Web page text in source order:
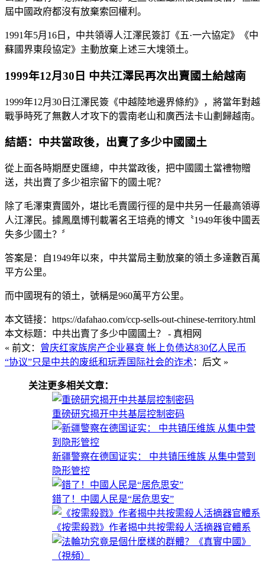
屆中國政府都沒有放棄索回權利。
1991年5月16日，中共領導人江澤民簽訂《五·一六協定》《中
蘇國界東段協定》主動放棄上述三大塊領土。
1999年12月30日 中共江澤民再次出賣國土給越南
1999年12月30日江澤民簽《中越陸地邊界條約》，將當年對越
戰爭時死了無數人才攻下的雲南老山和廣西法卡山劃歸越南。
結語：中共當政後，出賣了多少中國國土
從上面各時期歷史匯總，中共當政後，把中國國土當禮物贈
送，共出賣了多少祖宗留下的國土呢？
除了毛澤東賣國外，堪比毛賣國行徑的是中共另一任最高領導
人江澤民。據鳳凰博刊載署名王培堯的博文〝1949年後中國丟
失多少國土？〞
答案是：自1949年以來，中共當局主動放棄的領土多達數百萬
平方公里。
而中國現有的領土，號稱是960萬平方公里。
本文链接：https://dafahao.com/ccp-sells-out-chinese-territory.html
本文标题：中共出賣了多少中國國土？ - 真相网
« 前文：
曾庆红家族房产企业暴衰 帐上负债达830亿人民币
“协议”只是中共的废纸和玩弄国际社会的诈术：后文 »
关注更多相关文章：
重磅研究揭开中共基层控制密码
新疆警察在德国证实： 中共镇压维族 从集中营到
隐形管控
錯了！中國人民是“居危思安”
《按需殺戮》作者揭中共按需殺人活摘器官體系